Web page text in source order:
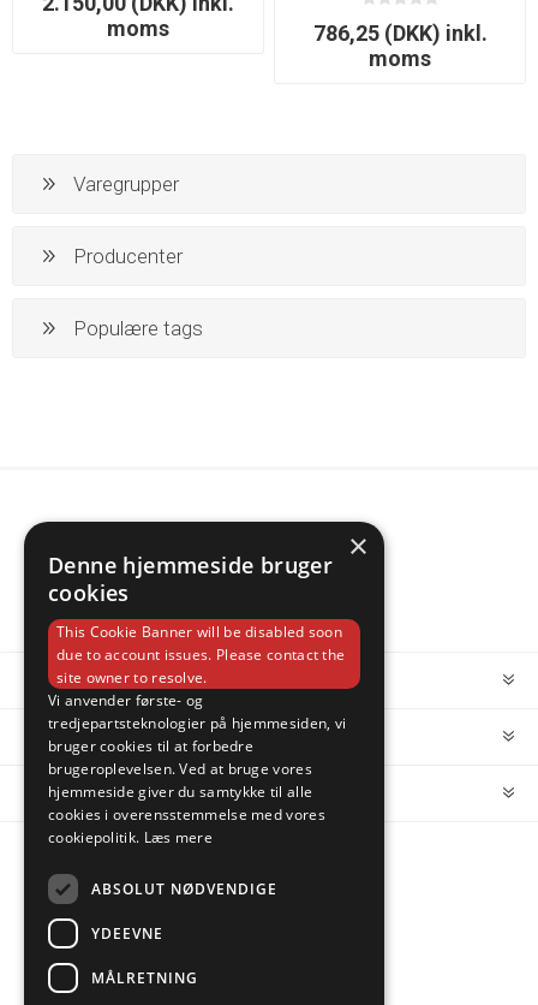
moms
786,25 (DKK) inkl.
moms
Varegrupper
Producenter
Populære tags
MIN KONTO
KUNDESERVICE
FOLLOW US
×
Denne hjemmeside bruger
cookies
This Cookie Banner will be disabled soon
due to account issues. Please contact the
site owner to resolve.
Vi anvender første- og
tredjepartsteknologier på hjemmesiden, vi
bruger cookies til at forbedre
brugeroplevelsen. Ved at bruge vores
hjemmeside giver du samtykke til alle
cookies i overensstemmelse med vores
cookiepolitik. Læs mere
ABSOLUT NØDVENDIGE
YDEEVNE
MÅLRETNING